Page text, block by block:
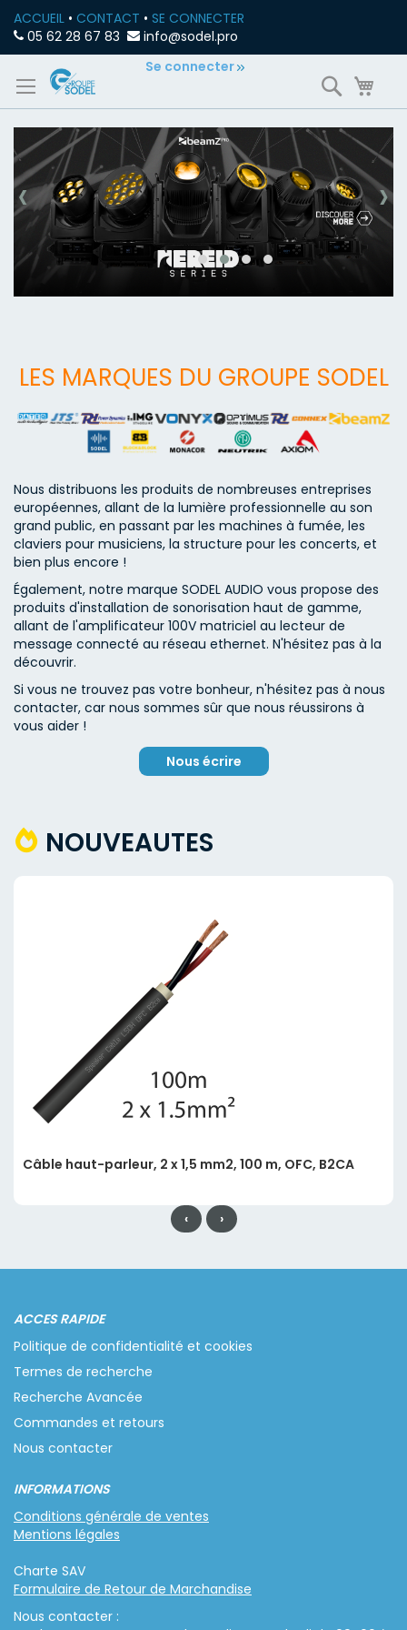
ACCUEIL • CONTACT • SE CONNECTER
05 62 28 67 83
info@sodel.pro
Se connecter
‹ ›
LES MARQUES DU GROUPE SODEL
Nous distribuons les produits de nombreuses entreprises
européennes, allant de la lumière professionnelle au son
grand public, en passant par les machines à fumée, les
claviers pour musiciens, la structure pour les concerts, et
bien plus encore !
Également, notre marque SODEL AUDIO vous propose des
produits d'installation de sonorisation haut de gamme,
allant de l'amplificateur 100V matriciel au lecteur de
message connecté au réseau ethernet. N'hésitez pas à la
découvrir.
Si vous ne trouvez pas votre bonheur, n'hésitez pas à nous
contacter, car nous sommes sûr que nous réussirons à
vous aider !
Nous écrire
NOUVEAUTES
Câble haut-parleur, 2 x 1,5 mm2, 100 m, OFC, B2CA
‹ ›
ACCES RAPIDE
Politique de confidentialité et cookies
Termes de recherche
Recherche Avancée
Commandes et retours
Nous contacter
INFORMATIONS
Conditions générale de ventes
Mentions légales
Charte SAV
Formulaire de Retour de Marchandise
Nous contacter :